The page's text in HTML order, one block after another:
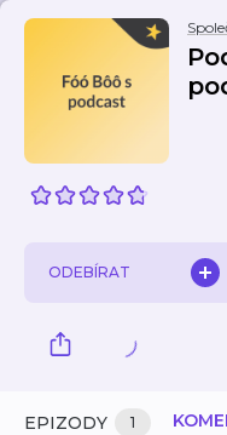
ODEBÍRAT
EPIZODY 1